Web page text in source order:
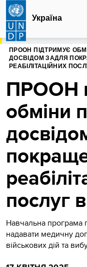
Перейти
основного
вмісту
Україна
ГОЛОВНА
ПРООН ПІДТРИМУЄ
ДОСВІДОМ ЗАДЛЯ
РЕАБІЛІТАЦІЙНИХ
ПРООН
обміни
послуг
Навчальна програма
надавати медичну
військових дій та